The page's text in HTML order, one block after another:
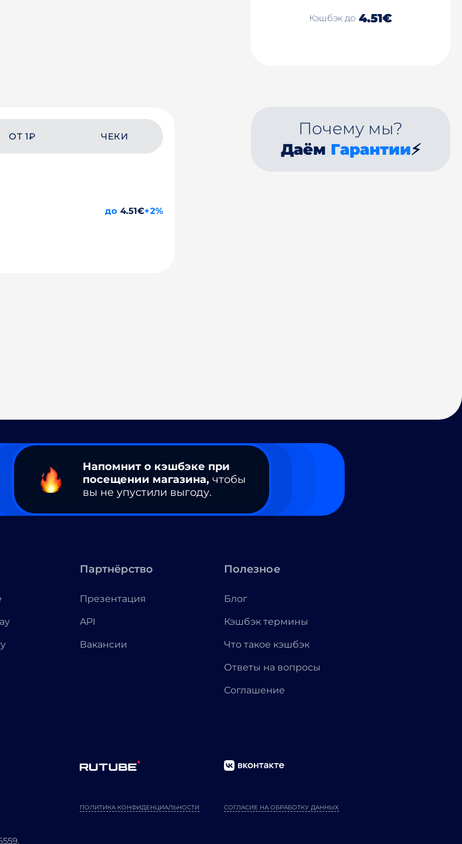
Кэшбэк до 4.51€
ОТ 1₽ ЧЕКИ
до 4.51€+2%
Почему мы?
Даём Гарантии⚡
Напомнит о кэшбэке при
посещении магазина, чтобы
вы не упустили выгоду.
Партнёрство
Презентация
API
Вакансии
Полезное
Блог
Кэшбэк термины
Что такое кэшбэк
Ответы на вопросы
Соглашение
ПОЛИТИКА КОНФИДЕНЦИАЛЬНОСТИ СОГЛАСИЕ НА ОБРАБОТКУ ДАННЫХ